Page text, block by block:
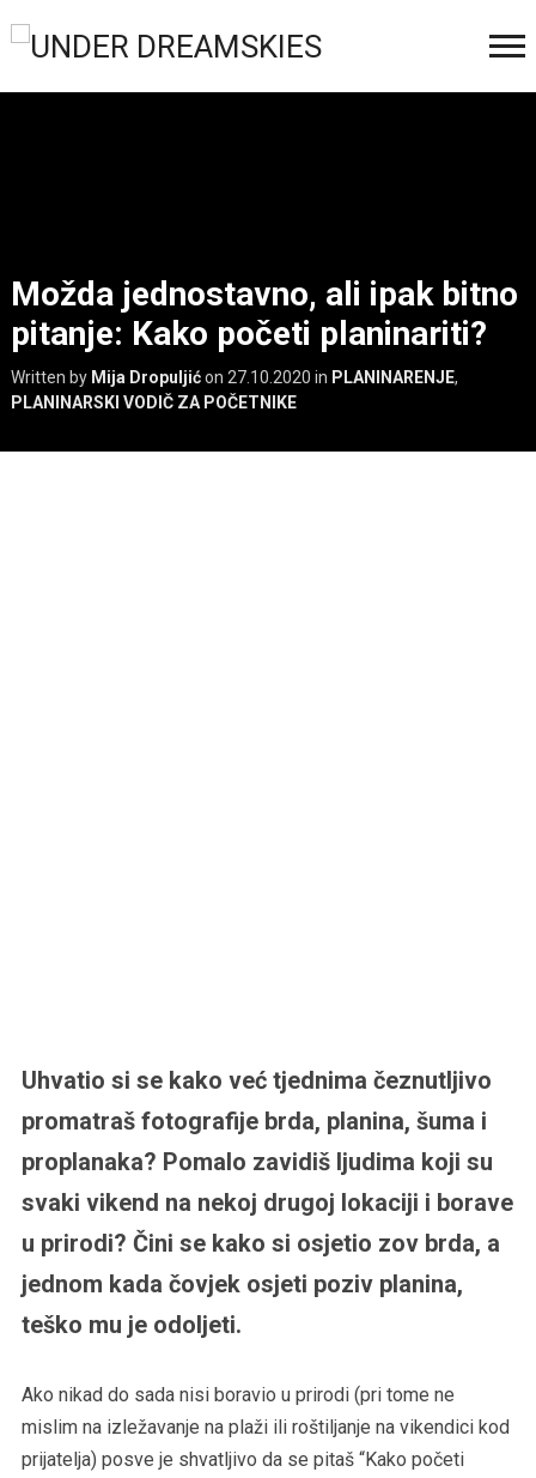
Možda jednostavno, ali ipak bitno
pitanje: Kako početi planinariti?
Written by Mija Dropuljićon 27.10.2020 in PLANINARENJE,
PLANINARSKI VODIČ ZA POČETNIKE
Uhvatio si se kako već tjednima čeznutljivo
promatraš fotografije brda, planina, šuma i
proplanaka? Pomalo zavidiš ljudima koji su
svaki vikend na nekoj drugoj lokaciji i borave
u prirodi? Čini se kako si osjetio zov brda, a
jednom kada čovjek osjeti poziv planina,
teško mu je odoljeti.
Ako nikad do sada nisi boravio u prirodi (pri tome ne
mislim na izležavanje na plaži ili roštiljanje na vikendici kod
prijatelja) posve je shvatljivo da se pitaš “Kako početi